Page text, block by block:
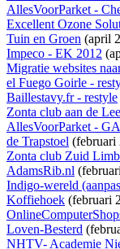
AllesVoorParket -
Excellent Ozone
Tuin en Groen (april
Impeco - EK 2012
Migratie websites
el Fuego Goirle -
Baillestavy.fr - restyle
Zonta club aan de
AllesVoorParket -
de Trapstoel (februari
Zonta club Zuid
AdamsRib.nl
Indigo-wereld
Koffiehoek (februari
Loven-Besterd
NHTV- Academie